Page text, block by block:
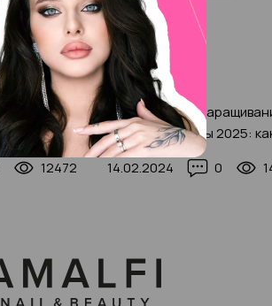
статьи
2025:
и
12472
Особенности
прямые ресницы 2025:
подобрать изгиб
искусственных волосков
14.02.2024 0